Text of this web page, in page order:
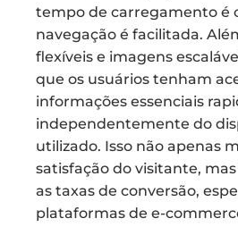
tempo de carregamento é
navegação é facilitada.
flexíveis e imagens
que os usuários tenham
informações essenciais
independentemente do
utilizado. Isso não apenas
satisfação do visitante,
as taxas de conversão,
plataformas de e-